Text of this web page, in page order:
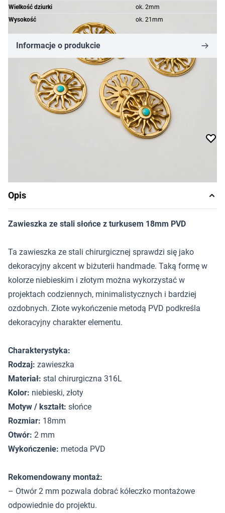
Wielkość dziurki
ok. 2mm
Wysokość
ok. 21mm
Informacje o produkcie
10,77 zł
Cena za sztukę
Dostępność:produkt niedostępny
Powiadom o dostępności
Opis
Zawieszka ze stali słońce z turkusem 18mm PVD
Ta zawieszka ze stali chirurgicznej sprawdzi się jako
dekoracyjny akcent w biżuterii handmade. Taką formę w
kolorze niebieskim i złotym można wykorzystać w
projektach codziennych, minimalistycznych i bardziej
ozdobnych. Złote wykończenie metodą PVD podkreśla
dekoracyjny charakter elementu.
Charakterystyka:
Rodzaj: zawieszka
Materiał: stal chirurgiczna 316L
Kolor: niebieski, złoty
Motyw / kształt: słońce
Rozmiar: 18mm
Otwór: 2 mm
Wykończenie: metoda PVD
Rekomendowany montaż:
– Otwór 2 mm pozwala dobrać kółeczko montażowe
odpowiednie do projektu.